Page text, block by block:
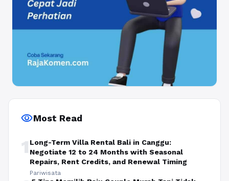
visibilityMost Read
1 Long-Term Villa Rental Bali in Canggu:
Negotiate 12 to 24 Months with Seasonal
Repairs, Rent Credits, and Renewal Timing
Pariwisata